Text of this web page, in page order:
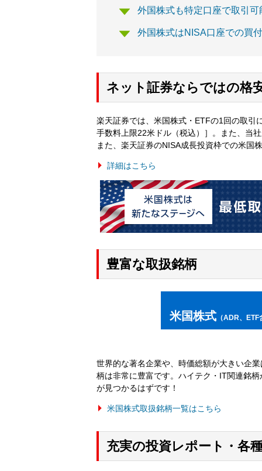
外国株式も特定口座で取引可
外国株式はNISA口座での買
ネット証券ならではの格
楽天証券では、米国株式・ETFの1回の取引
手数料上限22米ドル（税込）］。また、当
また、楽天証券のNISA成長投資枠での米国
詳細はこちら
豊富な取扱銘柄
米国株式 （ADR、ETF
世界的な著名企業や、時価総額が大きい企
柄は非常に豊富です。ハイテク・IT関連銘
が見つかるはずです！
米国株式取扱銘柄一覧はこちら
充実の投資レポート・各